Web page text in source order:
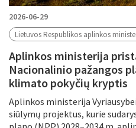
2026-06-29
Lietuvos Respublikos aplinkos
Aplinkos ministerija
Nacionalinio pažangos
klimato pokyčių kryptis
Aplinkos ministerija
siūlymų projektus, kurie